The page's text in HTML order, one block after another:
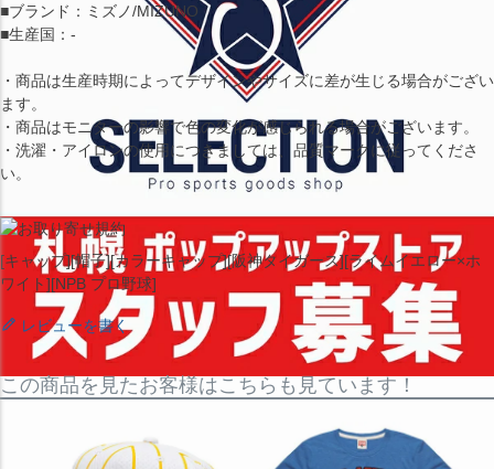
■ブランド：ミズノ/MIZUNO
■生産国：-
・商品は生産時期によってデザインやサイズに差が生じる場合がござい
ます。
・商品はモニターの影響で色の変化が感じられる場合がございます。
・洗濯・アイロンの使用につきましては、品質マークに従ってくださ
い。
[キャップ][帽子][カラーキャップ][阪神タイガース][ライムイエロー×ホ
ワイト][NPB プロ野球]
レビューを書く
この商品を見たお客様はこちらも見ています！